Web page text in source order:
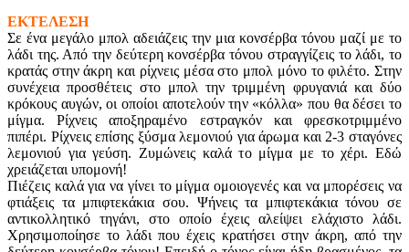
ΕΚΤΕΛΕΣΗ
Σε ένα μεγάλο μπολ αδειάζεις την μια κονσέρβα τόνου μαζί με το
λάδι της. Από την δεύτερη κονσέρβα τόνου στραγγίζεις το λάδι, το
κρατάς στην άκρη και ρίχνεις μέσα στο μπολ μόνο το φιλέτο. Στην
συνέχεια προσθέτεις στο μπολ την τριμμένη φρυγανιά και δύο
κρόκους αυγών, οι οποίοι αποτελούν την «κόλλα» που θα δέσει το
μίγμα. Ρίχνεις αποξηραμένο εστραγκόν και φρεσκοτριμμένο
πιπέρι. Ρίχνεις επίσης ξύσμα λεμονιού για άρωμα και 2-3 σταγόνες
λεμονιού για γεύση. Ζυμώνεις καλά το μίγμα με το χέρι. Εδώ
χρειάζεται υπομονή!
Πιέζεις καλά για να γίνει το μίγμα ομοιογενές και να μπορέσεις να
φτιάξεις τα μπιφτεκάκια σου. Ψήνεις τα μπιφτεκάκια τόνου σε
αντικολλητικό τηγάνι, στο οποίο έχεις αλείψει ελάχιστο λάδι.
Χρησιμοποίησε το λάδι που έχεις κρατήσει στην άκρη, από την